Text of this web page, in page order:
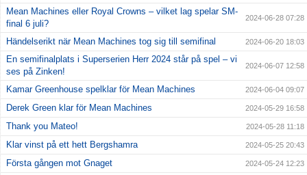
Mean Machines eller Royal Crowns – vilket lag spelar SM-
final 6 juli?
2024-06-28 07:28
Händelserikt när Mean Machines tog sig till semifinal 2024-06-20 18:03
En semifinalplats i Superserien Herr 2024 står på spel – vi
ses på Zinken!
2024-06-07 12:58
Kamar Greenhouse spelklar för Mean Machines 2024-06-04 09:07
Derek Green klar för Mean Machines 2024-05-29 16:58
Thank you Mateo! 2024-05-28 11:18
Klar vinst på ett hett Bergshamra 2024-05-25 20:43
Första gången mot Gnaget 2024-05-24 12:23